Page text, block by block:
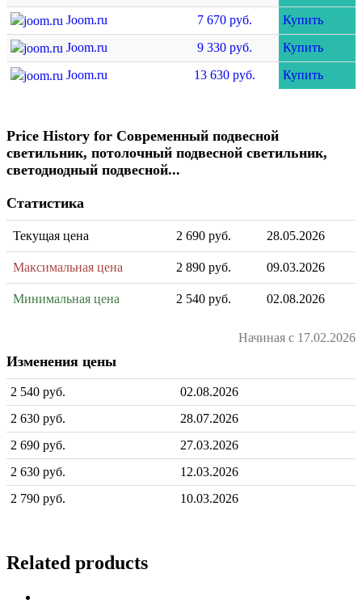
Joom.ru
7 670 руб.
Купить
Joom.ru
9 330 руб.
Купить
Joom.ru
13 630 руб. Купить
Price History for Современный подвесной
светильник, потолочный подвесной светильник,
светодиодный подвесной...
Статистика
Текущая цена 2 690 руб. 28.05.2026
Максимальная цена 2 890 руб. 09.03.2026
Минимальная цена 2 540 руб. 02.08.2026
Начиная с 17.02.2026
Изменения цены
2 540 руб.
02.08.2026
2 630 руб.
28.07.2026
2 690 руб.
27.03.2026
2 630 руб.
12.03.2026
2 790 руб.
10.03.2026
Related products